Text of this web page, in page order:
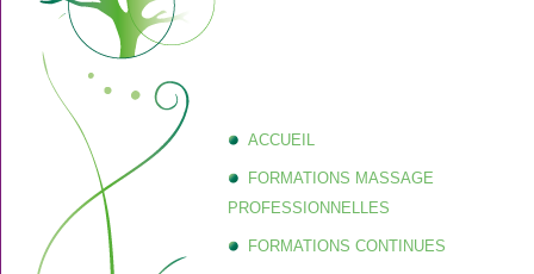
ACCUEIL
FORMATIONS MASSAGE
PROFESSIONNELLES
FORMATIONS CONTINUES